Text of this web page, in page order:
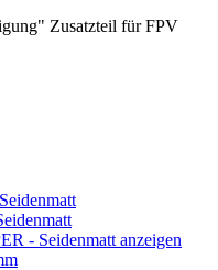
- Seidenmatt anzeigen